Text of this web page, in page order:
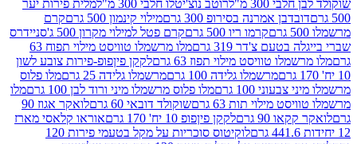
300 מ"ל
רוטב נוצ'יטלו חלבי 300 מ"ל
מלית פירות יער
אמרנה בסירופ 300 גרם
מילוי קינמון 500 גרם
קרם
קרמו ריו 500 גרם
קרם פטל למילוי מקרון 500 ג'
סניידרס
צ'דר 319 גרם
מלו מרשמלו טוויסט מילוי תפוח 63
טוויסט מילוי תפוז 63 גרם
לקקן פיןפופ-פירות צובע לשון
מרשמלו גלידה 100 גרם
מרשמלו גלידה 25 גרם
מלו פלוס
100 גרם
מלו פלוס מרשמלו מיני ורוד לבן 100 גרם
מלו
מילוי תות 63 גרם
שוקולד דובאי 60 גרם
לואקר אגוז 90
90 גרם
לקקן פיןפופ 10 יח' 170 גרם
אוראו קלאסי מארז
לוקיטוס סוכריות על מקל בטעמי פירות 120